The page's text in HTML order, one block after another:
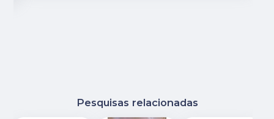
Pesquisas relacionadas